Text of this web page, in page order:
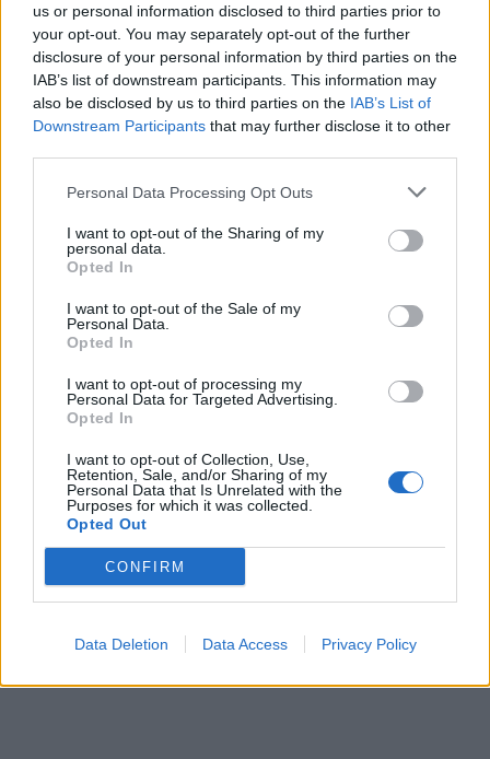
us or personal information disclosed to third parties prior to
your opt-out. You may separately opt-out of the further
disclosure of your personal information by third parties on the
IAB’s list of downstream participants. This information may
also be disclosed by us to third parties on the IAB’s List of
Downstream Participants that may further disclose it to other
Personal Data Processing Opt Outs
I want to opt-out of the Sharing of my
personal data.
Opted In
I want to opt-out of the Sale of my
Personal Data.
Opted In
I want to opt-out of processing my
Personal Data for Targeted Advertising.
Opted In
I want to opt-out of Collection, Use,
Retention, Sale, and/or Sharing of my
Personal Data that Is Unrelated with the
Purposes for which it was collected.
Opted Out
CONFIRM
Data Deletion Data Access Privacy Policy
Θα πάθετε πλάκα με το σώμα της Αλεξάνδρας